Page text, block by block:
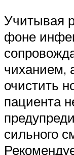
Учитывая
фоне
чиханием,
очистить
пациента
сильного